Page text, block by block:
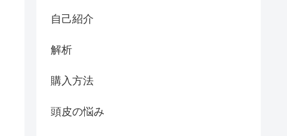
自己紹介
解析
購入方法
頭皮の悩み